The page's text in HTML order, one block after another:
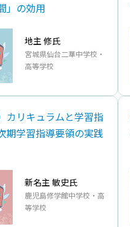
」の効⽤
地主 修氏
宮城県仙台二華中学校・
高等学校
カリキュラムと学習指
期学習指導要領の実践
新名主 敏史氏
鹿児島修学館中学校・高
等学校